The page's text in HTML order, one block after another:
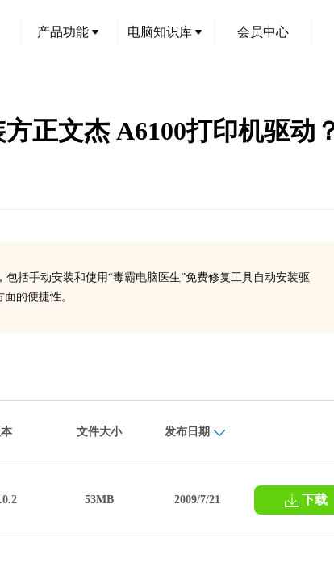
产品功能 电脑知识库 会员中心
正文杰 A6100打印机驱动
括手动安装和使用“毒霸电脑医生”免费修复工具自动安装驱
的便捷性。
文件大小 发布日期
53MB 2009/7/21 下载